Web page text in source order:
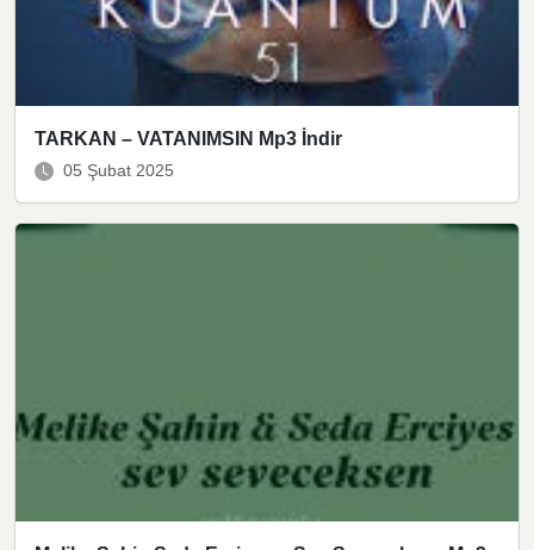
TARKAN – VATANIMSIN Mp3 İndir
05 Şubat 2025